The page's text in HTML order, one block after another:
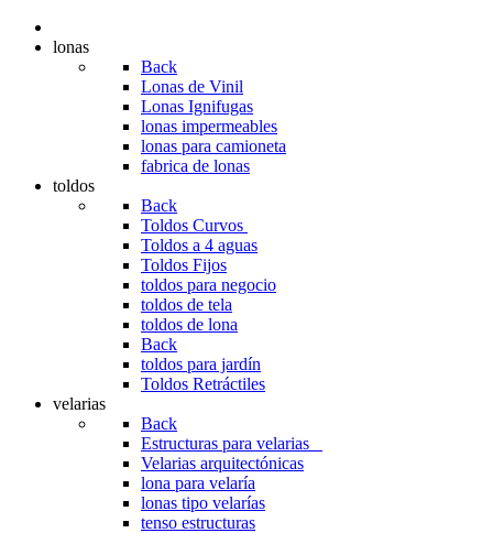
lonas
Back
Lonas de Vinil
Lonas Ignifugas
lonas impermeables
lonas para camioneta
fabrica de lonas
toldos
Back
Toldos Curvos
Toldos a 4 aguas
Toldos Fijos
toldos para negocio
toldos de tela
toldos de lona
Back
toldos para jardín
Toldos Retráctiles
velarias
Back
Estructuras para velarias
Velarias arquitectónicas
lona para velaría
lonas tipo velarías
tenso estructuras